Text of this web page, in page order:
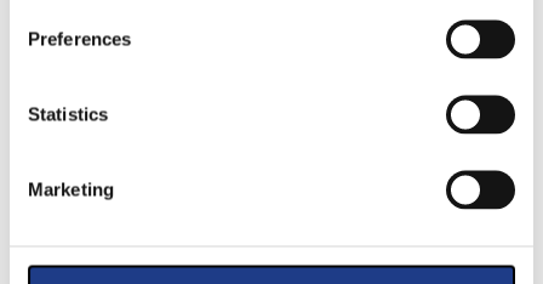
Preferences
Statistics
Marketing